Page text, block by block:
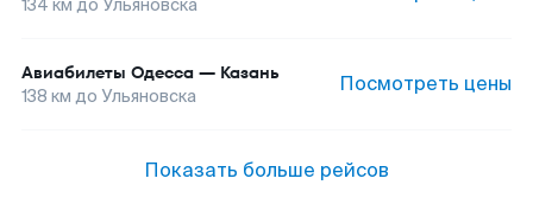
134 км до Ульяновска
Авиабилеты Одесса — Казань
138 км до Ульяновска Посмотреть цены
Показать больше рейсов